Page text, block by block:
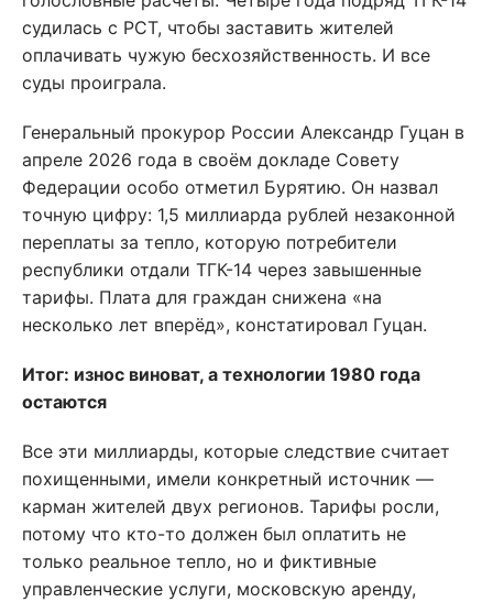
судилась с РСТ, чтобы заставить жителей
оплачивать чужую бесхозяйственность. И все
суды проиграла.
Генеральный прокурор России Александр Гуцан в
апреле 2026 года в своём докладе Совету
Федерации особо отметил Бурятию. Он назвал
точную цифру: 1,5 миллиарда рублей незаконной
переплаты за тепло, которую потребители
республики отдали ТГК-14 через завышенные
тарифы. Плата для граждан снижена «на
несколько лет вперёд», констатировал Гуцан.
Итог: износ виноват, а технологии 1980 года
остаются
Все эти миллиарды, которые следствие считает
похищенными, имели конкретный источник —
карман жителей двух регионов. Тарифы росли,
потому что кто-то должен был оплатить не
только реальное тепло, но и фиктивные
управленческие услуги, московскую аренду,